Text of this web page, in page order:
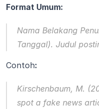
Format Umum:
Nama Belakang
Tanggal). Judul
Contoh:
Kirschenbaum, M.
spot a fake news